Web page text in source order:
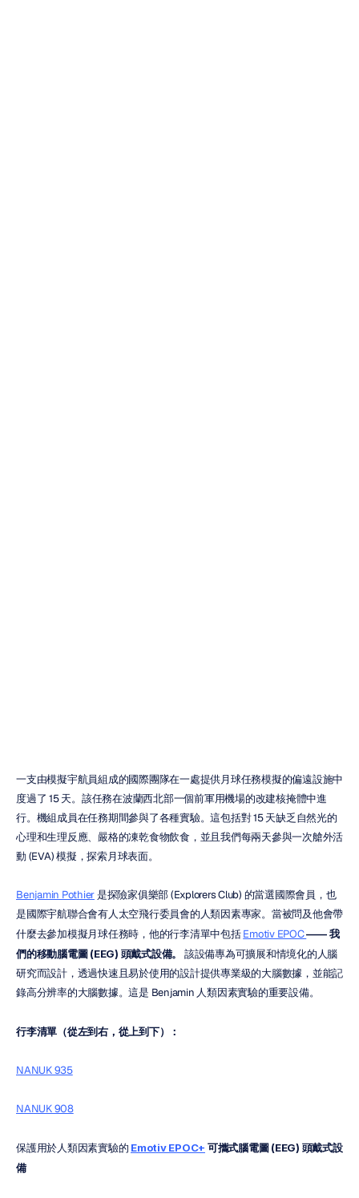
一支由模擬宇航員組成的國際團隊在一處提供月球任務模擬的偏遠設施中
度過了 15 天。該任務在波蘭西北部一個前軍用機場的改建核掩體中進
行。機組成員在任務期間參與了各種實驗。這包括對 15 天缺乏自然光的
心理和生理反應、嚴格的凍乾食物飲食，並且我們每兩天參與一次艙外活
動 (EVA) 模擬，探索月球表面。
Benjamin Pothier 是探險家俱樂部 (Explorers Club) 的當選國際會員，也
是國際宇航聯合會有人太空飛行委員會的人類因素專家。當被問及他會帶
什麼去參加模擬月球任務時，他的行李清單中包括 Emotiv EPOC —— 我
們的移動腦電圖 (EEG) 頭戴式設備。
該設備專為可擴展和情境化的人腦
研究而設計，透過快速且易於使用的設計提供專業級的大腦數據，並能記
錄高分辨率的大腦數據。這是 Benjamin 人類因素實驗的重要設備。
行李清單（從左到右，從上到下）：
NANUK 935
NANUK 908
保護用於人類因素實驗的 Emotiv EPOC+ 可攜式腦電圖 (EEG) 頭戴式設
備